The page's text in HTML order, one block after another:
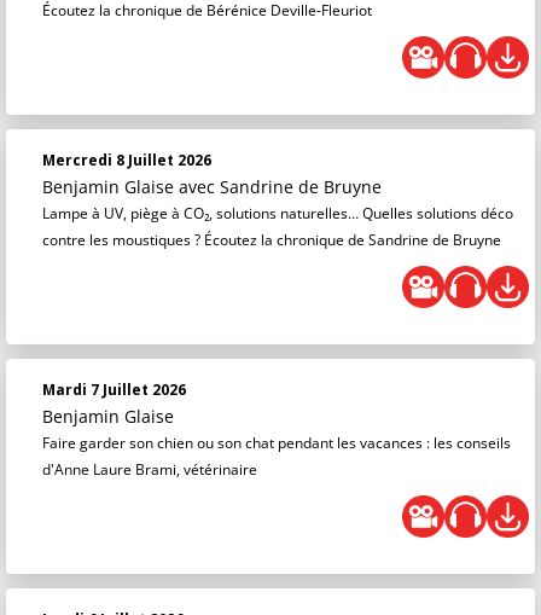
Écoutez la chronique de Bérénice Deville-Fleuriot
Mercredi 8 Juillet 2026
Benjamin Glaise avec Sandrine de Bruyne
Lampe à UV, piège à CO₂, solutions naturelles… Quelles solutions déco
contre les moustiques ? Écoutez la chronique de Sandrine de Bruyne
Mardi 7 Juillet 2026
Benjamin Glaise
Faire garder son chien ou son chat pendant les vacances : les conseils
d'Anne Laure Brami, vétérinaire